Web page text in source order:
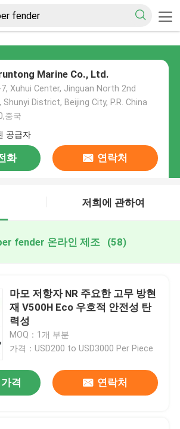
Marine Co., Ltd.
7, Xuhui Center, Jinguan North 2nd
District, Beijing City, P.R. China
중국
공급자
화 연락처
저희에 관하여
fender 온라인 제조 (58)
마모 저항자 NR 주요한 고무 방현
재 V500H Eco 우호적 안전성 탄
력성
MOQ：1개 부분
가격：USD200 to USD3000 Per Piece
격 연락처